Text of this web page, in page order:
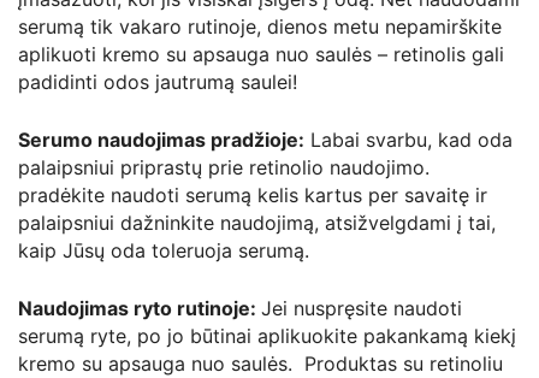
serumą tik vakaro rutinoje, dienos metu nepamirškite
aplikuoti kremo su apsauga nuo saulės – retinolis gali
padidinti odos jautrumą saulei!
Serumo naudojimas pradžioje: Labai svarbu, kad oda
palaipsniui priprastų prie retinolio naudojimo.
pradėkite naudoti serumą kelis kartus per savaitę ir
palaipsniui dažninkite naudojimą, atsižvelgdami į tai,
kaip Jūsų oda toleruoja serumą.
Naudojimas ryto rutinoje: Jei nuspręsite naudoti
serumą ryte, po jo būtinai aplikuokite pakankamą kiekį
kremo su apsauga nuo saulės. Produktas su retinoliu